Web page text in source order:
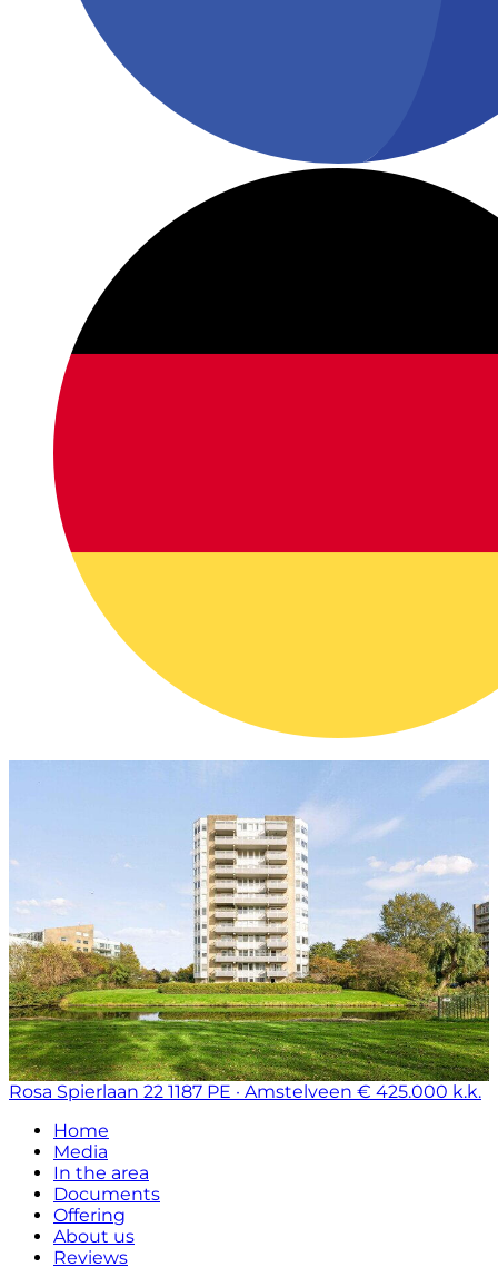
Rosa Spierlaan 22 1187 PE · Amstelveen € 425.000 k.k.
Home
Media
In the area
Documents
Offering
About us
Reviews